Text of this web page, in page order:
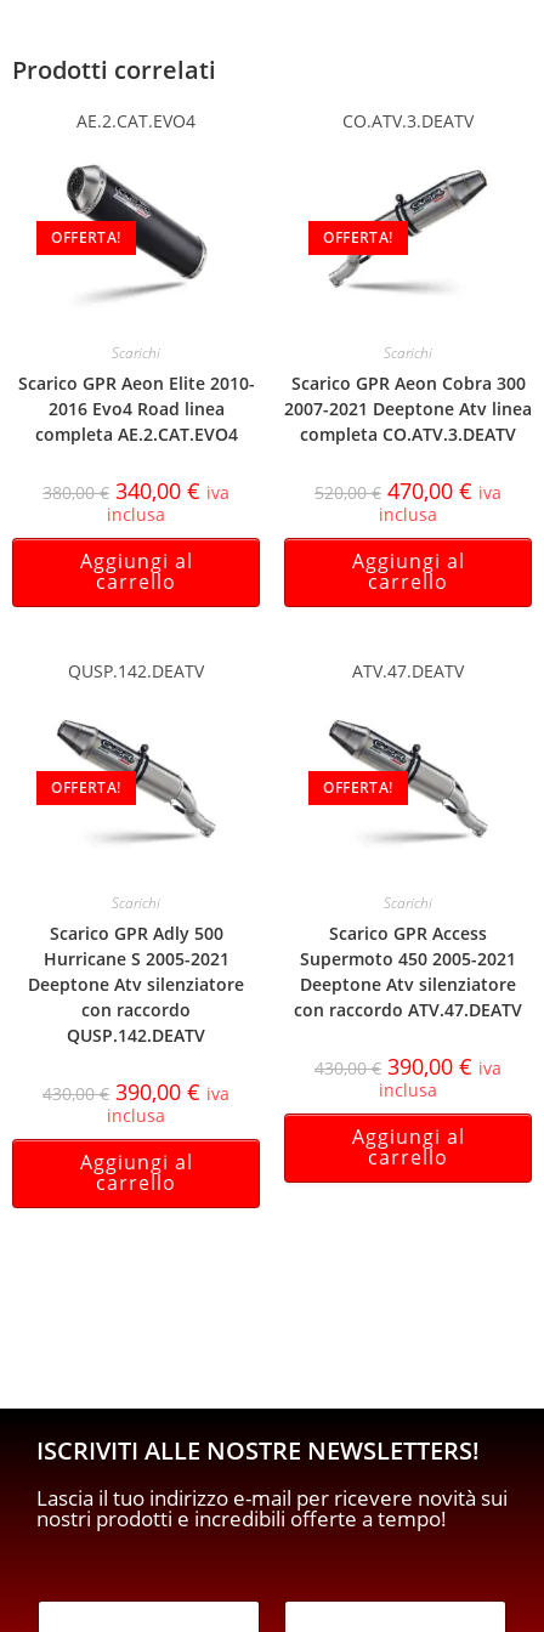
Prodotti correlati
AE.2.CAT.EVO4
OFFERTA!
Scarichi
Scarico GPR Aeon Elite 2010-
2016 Evo4 Road linea
completa AE.2.CAT.EVO4
380,00€ 340,00 € iva
inclusa
Aggiungi al
carrello
CO.ATV.3.DEATV
OFFERTA!
Scarichi
Scarico GPR Aeon Cobra 300
2007-2021 Deeptone Atv linea
completa CO.ATV.3.DEATV
520,00€ 470,00 € iva
inclusa
Aggiungi al
carrello
QUSP.142.DEATV
OFFERTA!
Scarichi
Scarico GPR Adly 500
Hurricane S 2005-2021
Deeptone Atv silenziatore
con raccordo
QUSP.142.DEATV
430,00€ 390,00 € iva
inclusa
Aggiungi al
carrello
ATV.47.DEATV
OFFERTA!
Scarichi
Scarico GPR Access
Supermoto 450 2005-2021
Deeptone Atv silenziatore
con raccordo ATV.47.DEATV
430,00€ 390,00 € iva
inclusa
Aggiungi al
carrello
ISCRIVITI ALLE NOSTRE NEWSLETTERS!
Lascia il tuo indirizzo e-mail per ricevere novità sui
nostri prodotti e incredibili offerte a tempo!
E